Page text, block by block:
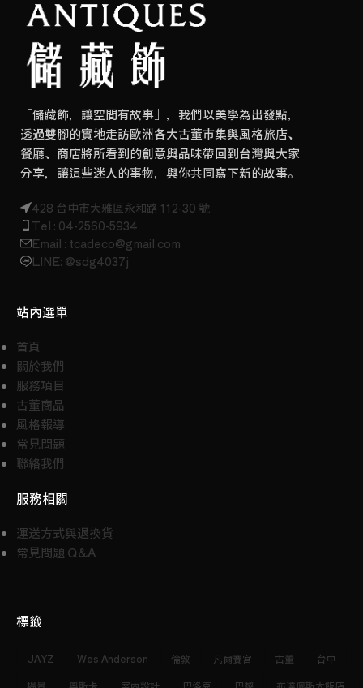
「儲藏飾，讓空間有故事」，我們以美學為出發點，
透過雙腳的實地走訪歐洲各大古董市集與風格旅店、
餐廳、商店將所看到的創意與品味帶回到台灣與大家
分享，讓這些迷人的事物，與你共同寫下新的故事。
428 台中市大雅區永和路 112-30 號
Tel : 04-2560-5934
Email : tcadeco@gmail.com
LINE: @sdg4037j
站內選單
首頁
關於我們
服務項目
古董商品
風格報導
常見問題
聯絡我們
服務相關
運送方式與退換貨
常見問題 Q&A
標籤
JAYZ Wes Anderson 倫敦 凡爾賽宮 古董
台中